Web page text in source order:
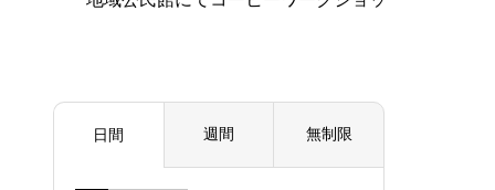
日間 週間 無制限